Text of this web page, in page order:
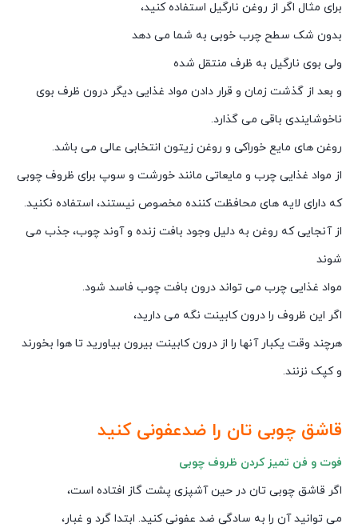
برای مثال اگر از روغن نارگیل استفاده کنید،
بدون شک سطح چرب خوبی به شما می دهد
ولی بوی نارگیل به ظرف منتقل شده
و بعد از گذشت زمان و قرار دادن مواد غذایی دیگر درون ظرف بوی
ناخوشایندی باقی می گذارد.
روغن های مایع خوراکی و روغن زیتون انتخابی عالی می باشد.
از مواد غذایی چرب و مایعاتی مانند خورشت و سوپ برای ظروف چوبی
که دارای لایه های محافظت کننده مخصوص نیستند، استفاده نکنید.
از آنجایی که روغن به دلیل وجود بافت زنده و آوند چوب، جذب می
شوند
مواد غذایی چرب می تواند درون بافت چوب فاسد شود.
اگر این ظروف را درون کابینت نگه می دارید،
هرچند وقت یکبار آنها را از درون کابینت بیرون بیاورید تا هوا بخورند
و کپک نزنند.
قاشق چوبی تان را ضدعفونی کنید
فوت و فن تمیز کردن ظروف چوبی
اگر قاشق چوبی تان در حین آشپزی پشت گاز افتاده است،
می توانید آن را به سادگی ضد عفونی کنید. ابتدا گرد و غبار،